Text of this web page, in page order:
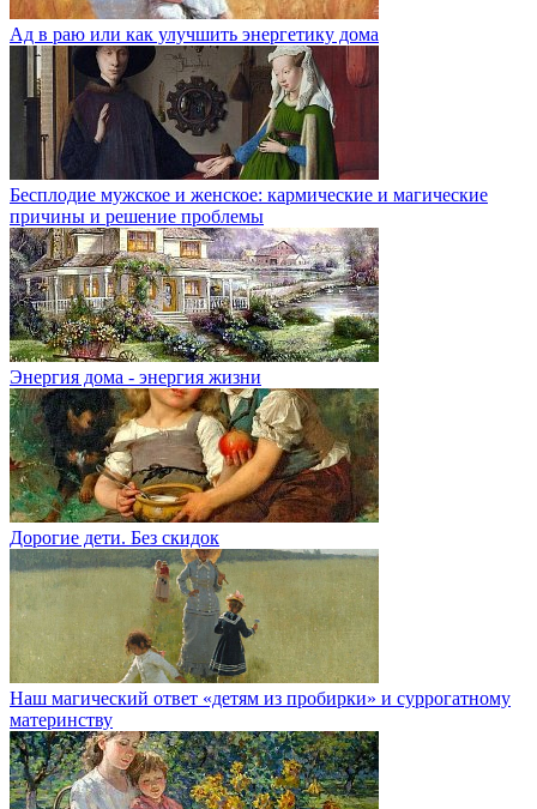
Ад в раю или как улучшить энергетику дома
Бесплодие мужское и женское: кармические и магические
причины и решение проблемы
Энергия дома - энергия жизни
Дорогие дети. Без скидок
Наш магический ответ «детям из пробирки» и суррогатному
материнству